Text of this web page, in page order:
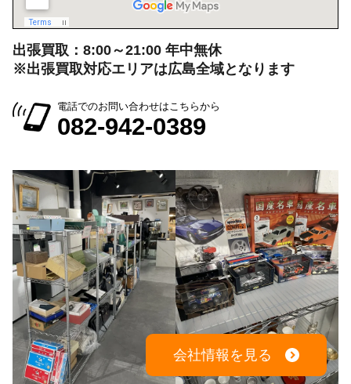
出張買取：8:00～21:00 年中無休
※出張買取対応エリアは広島全域となります
電話でのお問い合わせはこちらから
082-942-0389
会社情報を見る